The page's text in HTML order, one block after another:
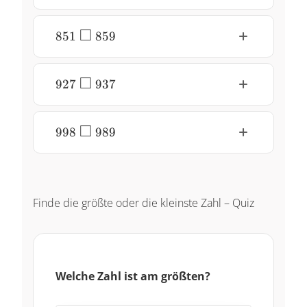
\normalsize
~78
851~ \large
\normalsize
~859
851 □ 859
927~ \large
\normalsize
~937
927 □ 937
998~ \large
998 □ 989
Finde die größte oder die kleinste Zahl – Quiz
Welche Zahl ist am größten?